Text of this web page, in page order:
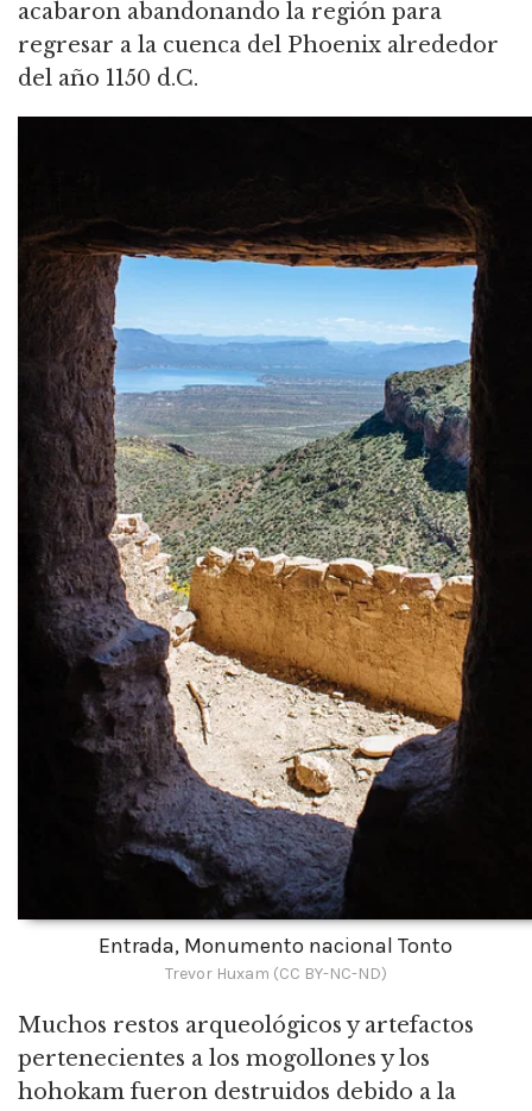
acabaron abandonando la región para
regresar a la cuenca del Phoenix alrededor
del año 1150 d.C.
Entrada, Monumento nacional Tonto
Trevor Huxam (CC BY-NC-ND)
Muchos restos arqueológicos y artefactos
pertenecientes a los mogollones y los
hohokam fueron destruidos debido a la